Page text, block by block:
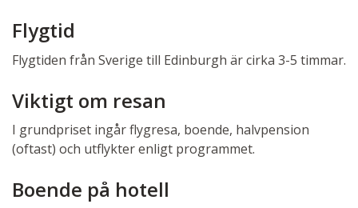
Flygtid
Flygtiden från Sverige till Edinburgh är cirka 3-5 timmar.
Viktigt om resan
I grundpriset ingår flygresa, boende, halvpension
(oftast) och utflykter enligt programmet.
Boende på hotell